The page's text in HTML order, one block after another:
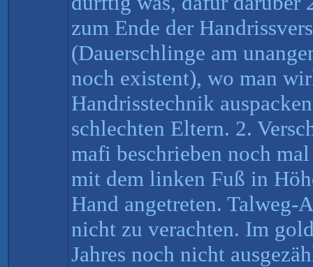
zum Ende der
(Dauerschlinge am
noch existent), wo man
Handrisstechnik
schlechten Eltern. 2.
mafi beschrieben noch
mit dem linken Fuß in
Hand angetreten. Talweg-
nicht zu verachten. Im
Jahres noch nicht